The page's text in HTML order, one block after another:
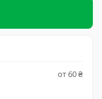
от 60 ₴